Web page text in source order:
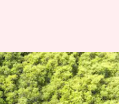
2025: